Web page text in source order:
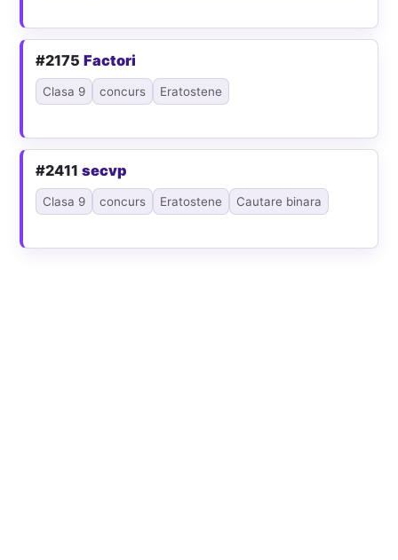
#2175Factori
Clasa 9 concurs Eratostene
#2411secvp
Clasa 9 concurs Eratostene Cautare binara